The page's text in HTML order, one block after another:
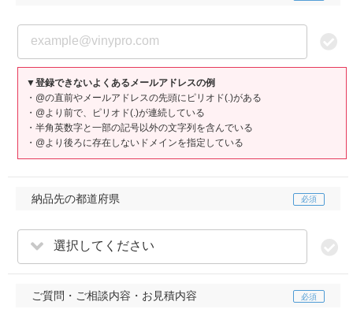
▼登録できないよくあるメールアドレスの例
・@の直前やメールアドレスの先頭にピリオド(.)がある
・@より前で、ピリオド(.)が連続している
・半角英数字と一部の記号以外の文字列を含んでいる
・@より後ろに存在しないドメインを指定している
納品先の都道府県
選択してください
ご質問・ご相談内容・お見積内容